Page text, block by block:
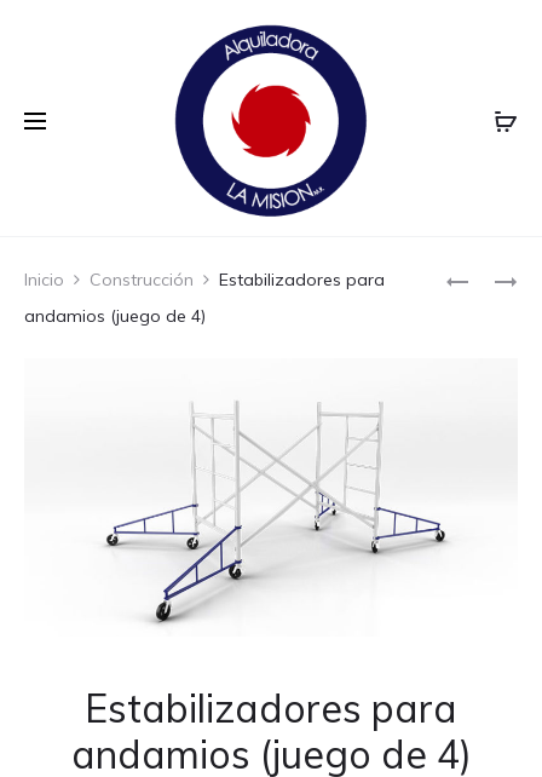
ESCALERA
Inicio Construcción
Estabilizadores para
andamios (juego de 4)
Estabilizadores para
andamios (juego de 4)